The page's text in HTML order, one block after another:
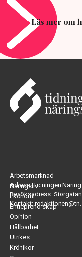
Läs mer om
Adress: Tidningen
Besöksadress:
Kontakt:
Arbetsmarknad
Näringsliv
Ekonomi
Entreprenörskap
Opinion
Hållbarhet
Utrikes
Krönikor